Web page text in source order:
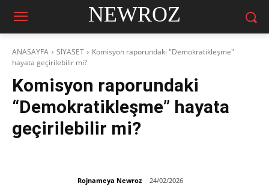
NEWROZ
ANASAYFA SİYASET
Komisyon raporundaki "Demokratikleşme"
hayata geçirilebilir mi?
Komisyon raporundaki
“Demokratikleşme” hayata
geçirilebilir mi?
Rojnameya Newroz 24/02/2026